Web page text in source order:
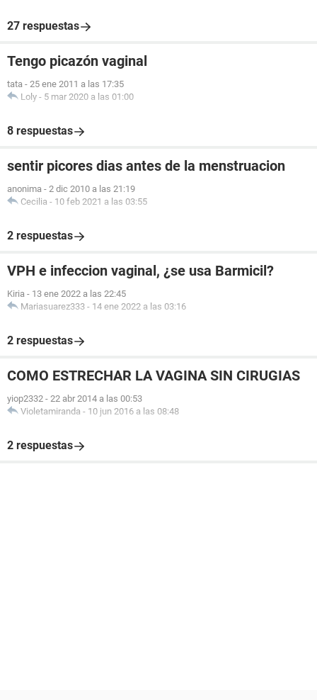
27 respuestas
Tengo picazón vaginal
tata - 25 ene 2011 a las 17:35
Loly - 5 mar 2020 a las 01:00
8 respuestas
sentir picores dias antes de la menstruacion
anonima - 2 dic 2010 a las 21:19
Cecilia - 10 feb 2021 a las 03:55
2 respuestas
VPH e infeccion vaginal, ¿se usa Barmicil?
Kiria - 13 ene 2022 a las 22:45
Mariasuarez333 - 14 ene 2022 a las 03:16
2 respuestas
COMO ESTRECHAR LA VAGINA SIN CIRUGIAS
yiop2332 - 22 abr 2014 a las 00:53
Violetamiranda - 10 jun 2016 a las 08:48
2 respuestas